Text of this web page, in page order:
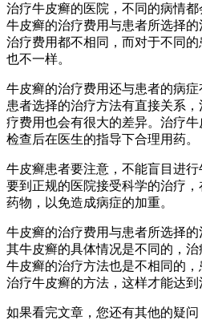
治疗牛皮癣的医院，不同的病情都
牛皮癣的治疗费用与患者所选择
治疗费用都不相同，而对于不同
也不一样。
牛皮癣的治疗费用还与患者的病
患者选择的治疗方法有直接关系
疗费用也会有很大的差异。治疗
检查后在医生的指导下合理用药。
牛皮癣患者要注意，不能盲目进
要到正规的医院接受科学的治疗
药物，以免造成病症的加重。
牛皮癣的治疗费用与患者所选择
其牛皮癣的具体情况是不同的，治
牛皮癣的治疗方法也是不相同的
治疗牛皮癣的方法，这样才能达到
如果看完文章，您还有其他的疑